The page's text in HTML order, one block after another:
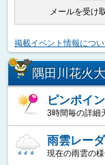
メールを受け
掲載イベント情報につ
隅田川花火
ピンポイ
3時間毎の詳細
雨雲レー
現在の雨雲の様